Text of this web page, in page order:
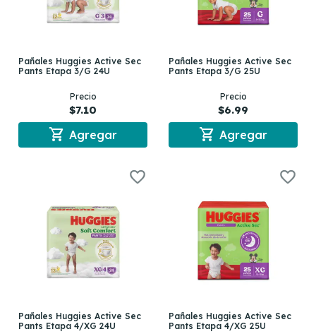
Pañales Huggies Active Sec
Pants Etapa 3/G 24U
Precio
$7.10
shopping_cart Agregar
Pañales Huggies Active Sec
Pants Etapa 3/G 25U
Precio
$6.99
shopping_cart Agregar
Pañales Huggies Active Sec
Pants Etapa 4/XG 24U
Pañales Huggies Active Sec
Pants Etapa 4/XG 25U